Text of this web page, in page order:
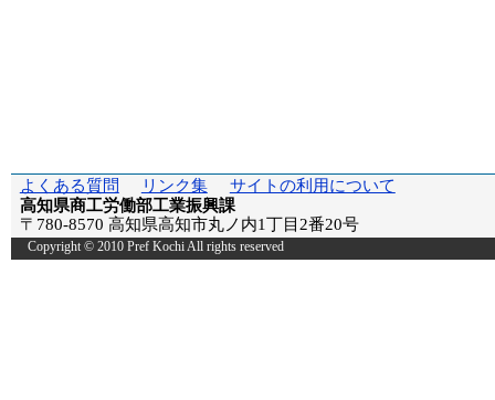
よくある質問 リンク集
サイトの利用について
高知県商工労働部工業振興課
〒780-8570 高知県高知市丸ノ内1丁目2番20号
Copyright © 2010 Pref Kochi All rights reserved